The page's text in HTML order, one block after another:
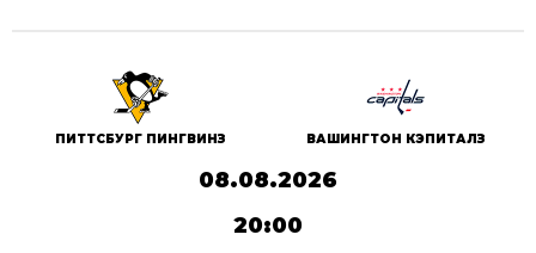
ПИТТСБУРГ ПИНГВИНЗ ВАШИНГТОН КЭПИТАЛЗ
08.08.2026
20:00